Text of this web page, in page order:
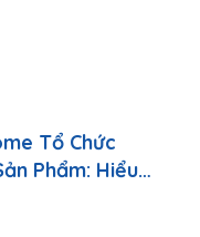
Tổ Chức
Phẩm: Hiểu